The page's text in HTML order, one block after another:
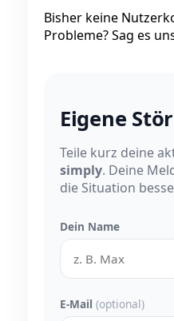
Bisher keine
Probleme? Sag es
Eigene
Teile kurz deine
simply. Deine
die Situation
Dein Name
E-Mail (optional)